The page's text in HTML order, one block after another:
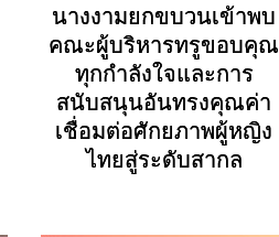
นางงามยกขบวนเข้าพบ
คณะผู้บริหารทรูขอบคุณ
ทุกกำลังใจและการ
สนับสนุนอันทรงคุณค่า
เชื่อมต่อศักยภาพผู้หญิง
ไทยสู่ระดับสากล